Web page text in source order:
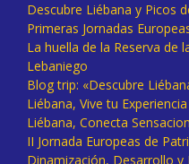
Descubre Liébana y Picos
Primeras Jornadas
La huella de la Reserva de
Lebaniego
Blog trip: «Descubre
Liébana, Vive tu Experiencia
Liébana, Conecta
II Jornada Europeas de
Dinamización, Desarrollo